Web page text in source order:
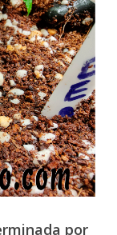
por